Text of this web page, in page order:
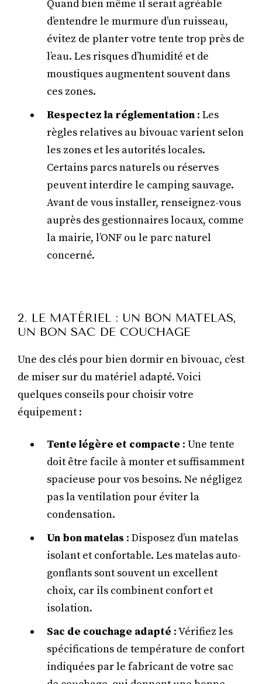
Quand bien même il serait agréable
d’entendre le murmure d’un ruisseau,
évitez de planter votre tente trop près de
l’eau. Les risques d’humidité et de
moustiques augmentent souvent dans
ces zones.
Respectez la réglementation : Les
règles relatives au bivouac varient selon
les zones et les autorités locales.
Certains parcs naturels ou réserves
peuvent interdire le camping sauvage.
Avant de vous installer, renseignez-vous
auprès des gestionnaires locaux, comme
la mairie, l’ONF ou le parc naturel
concerné.
2. LE MATÉRIEL : UN BON MATELAS,
UN BON SAC DE COUCHAGE
Une des clés pour bien dormir en bivouac, c’est
de miser sur du matériel adapté. Voici
quelques conseils pour choisir votre
équipement :
Tente légère et compacte : Une tente
doit être facile à monter et suffisamment
spacieuse pour vos besoins. Ne négligez
pas la ventilation pour éviter la
condensation.
Un bon matelas : Disposez d’un matelas
isolant et confortable. Les matelas auto-
gonflants sont souvent un excellent
choix, car ils combinent confort et
isolation.
Sac de couchage adapté : Vérifiez les
spécifications de température de confort
indiquées par le fabricant de votre sac